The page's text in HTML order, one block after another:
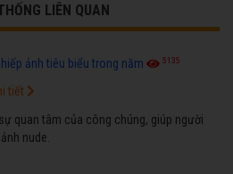
LIÊN QUAN
ảnh tiêu biểu trong năm 5135
quan tâm của công chúng, giúp người
nude.
tiết